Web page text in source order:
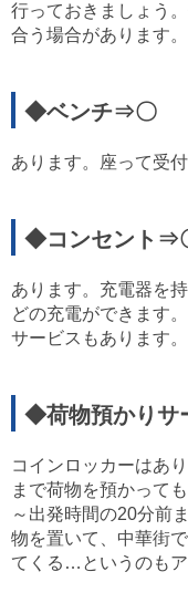
行っておきましょう
合う場合があります
◆ベンチ⇒〇
あります。座って受
◆コンセント⇒
あります。充電器を
どの充電ができます
サービスもあります。
◆荷物預かりサ
コインロッカーはあ
まで荷物を預かって
～出発時間の20分前
物を置いて、中華街
てくる…というのもア